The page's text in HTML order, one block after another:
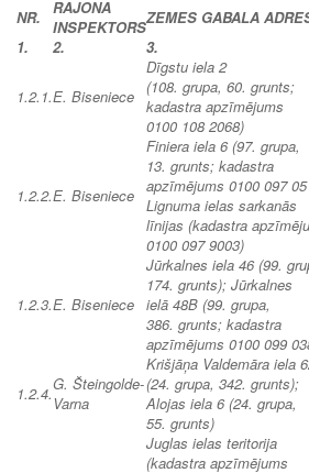
NR.
RAJONA
INSPEKTORSZEMES GABALA
1.
2. 3.
1.2.1.E. Biseniece
Dīgstu iela 2
(108. grupa, 60. grunts;
kadastra apzīmējums
0100 108 2068)
1.2.2.E. Biseniece
Finiera iela 6 (97. grupa,
13. grunts; kadastra
apzīmējums 0100 097
Lignuma ielas sarkanās
līnijas (kadastra
0100 097 9003)
1.2.3.E. Biseniece
Jūrkalnes iela 46 (99.
174. grunts); Jūrkalnes
ielā 48B (99. grupa,
386. grunts; kadastra
apzīmējums 0100 099
1.2.4.G. Šteingolde-
Varna
Krišjāņa Valdemāra iela
(24. grupa, 342. grunts);
Alojas iela 6 (24. grupa,
55. grunts)
Juglas ielas teritorija
(kadastra apzīmējums